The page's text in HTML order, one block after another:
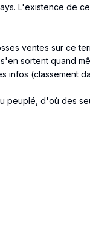
L'existence de
ventes sur ce
sortent quand
(classement
d'où des